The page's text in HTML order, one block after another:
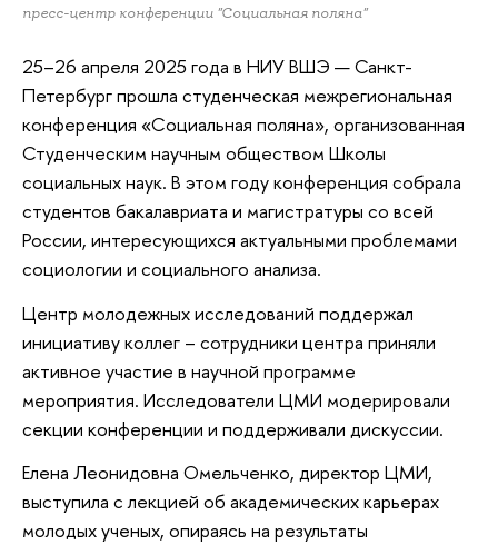
пресс-центр конференции "Социальная поляна"
25–26 апреля 2025 года в НИУ ВШЭ — Санкт-
Петербург прошла студенческая межрегиональная
конференция «Социальная поляна», организованная
Студенческим научным обществом Школы
социальных наук. В этом году конференция собрала
студентов бакалавриата и магистратуры со всей
России, интересующихся актуальными проблемами
социологии и социального анализа.
Центр молодежных исследований поддержал
инициативу коллег – сотрудники центра приняли
активное участие в научной программе
мероприятия. Исследователи ЦМИ модерировали
секции конференции и поддерживали дискуссии.
Елена Леонидовна Омельченко, директор ЦМИ,
выступила с лекцией об академических карьерах
молодых ученых, опираясь на результаты